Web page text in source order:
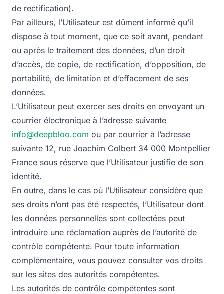
de rectification).
Par ailleurs, l’Utilisateur est dûment informé qu’il
dispose à tout moment, que ce soit avant, pendant
ou après le traitement des données, d’un droit
d’accès, de copie, de rectification, d’opposition, de
portabilité, de limitation et d’effacement de ses
données.
L’Utilisateur peut exercer ses droits en envoyant un
courrier électronique à l’adresse suivante
info@deepbloo.com ou par courrier à l’adresse
suivante 12, rue Joachim Colbert 34 000 Montpellier
France sous réserve que l’Utilisateur justifie de son
identité.
En outre, dans le cas où l’Utilisateur considère que
ses droits n’ont pas été respectés, l’Utilisateur dont
les données personnelles sont collectées peut
introduire une réclamation auprès de l’autorité de
contrôle compétente. Pour toute information
complémentaire, vous pouvez consulter vos droits
sur les sites des autorités compétentes.
Les autorités de contrôle compétentes sont